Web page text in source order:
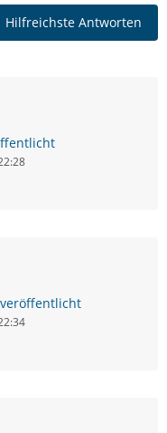
Hilfreichste Antworten